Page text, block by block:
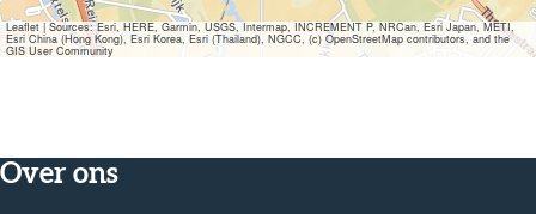
Leaflet|Sources: Esri, HERE, Garmin, USGS, Intermap, INCREMENT P, NRCan, Esri Japan, METI,
Esri China (Hong Kong), Esri Korea, Esri (Thailand), NGCC, (c) OpenStreetMap contributors, and the
GIS User Community
Over ons